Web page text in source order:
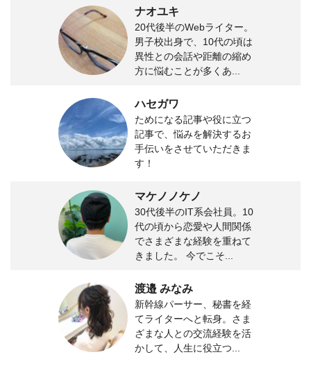
ナオユキ
20代後半のWebライター。
男子校出身で、10代の頃は
異性との会話や距離の縮め
方に悩むことが多くあ...
ハセガワ
ためになる記事や役に立つ
記事で、悩みを解決するお
手伝いをさせていただきま
す！
マケノノケノ
30代後半のIT系会社員。10
代の頃から恋愛や人間関係
でさまざまな経験を重ねて
きました。 今でこそ...
渡邉 みなみ
新幹線パーサー、秘書を経
てライターへと転身。さま
ざまな人との交流経験を活
かして、人生に役立つ...